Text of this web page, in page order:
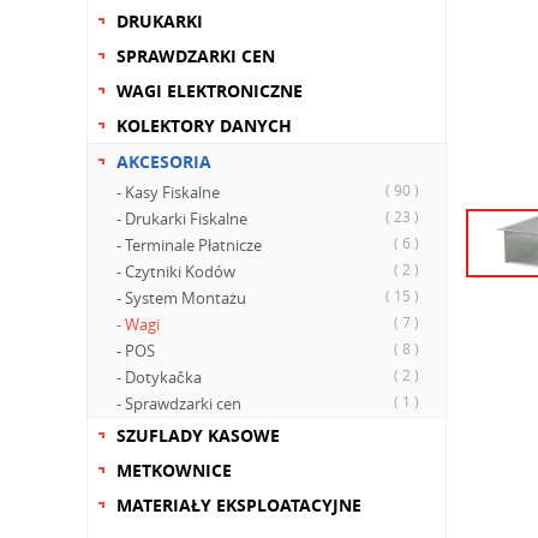
DRUKARKI
SPRAWDZARKI CEN
WAGI ELEKTRONICZNE
KOLEKTORY DANYCH
AKCESORIA
- Kasy Fiskalne ( 90 )
- Drukarki Fiskalne ( 23 )
- Terminale Płatnicze ( 6 )
- Czytniki Kodów ( 2 )
- System Montażu ( 15 )
- Wagi ( 7 )
- POS ( 8 )
- Dotykačka ( 2 )
- Sprawdzarki cen ( 1 )
SZUFLADY KASOWE
METKOWNICE
MATERIAŁY EKSPLOATACYJNE